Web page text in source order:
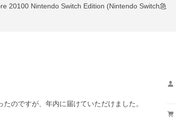
20100 Nintendo Switch Edition (Nintendo Switch急
のですが、年内に届けていただけました。